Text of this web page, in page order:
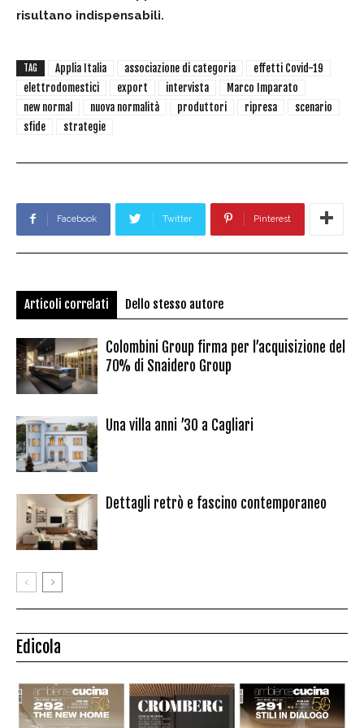
risultano indispensabili.
TAG Applia Italia associazione di categoria
effetti Covid-19
elettrodomestici
export intervista
Marco Imparato
new normal
nuova normalità produttori ripresa
scenario
sfide
strategie
Facebook Twitter Pinterest
Articoli correlati Dello stesso autore
Colombini Group firma per l’acquisizione del
70% di Snaidero Group
Una villa anni ’30 a Cagliari
Dettagli retrò e fascino contemporaneo
Edicola